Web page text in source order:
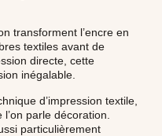
transforment l’encre en
textiles avant de
directe, cette
inégalable.
d’impression textile,
parle décoration.
particulièrement